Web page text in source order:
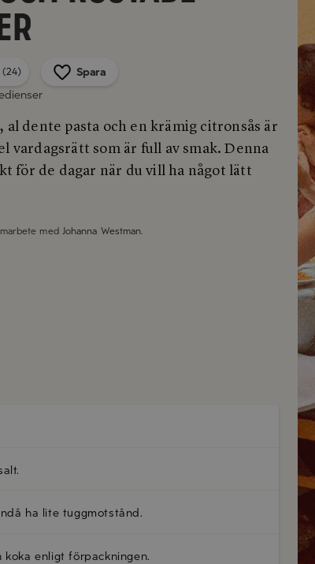
(24)
Spara
al dente pasta och en krämig citronsås är
vardagsrätt som är full av smak. Denna
för de dagar när du vill ha något lätt
med Johanna Westman.
ha lite tuggmotstånd.
enligt förpackningen.